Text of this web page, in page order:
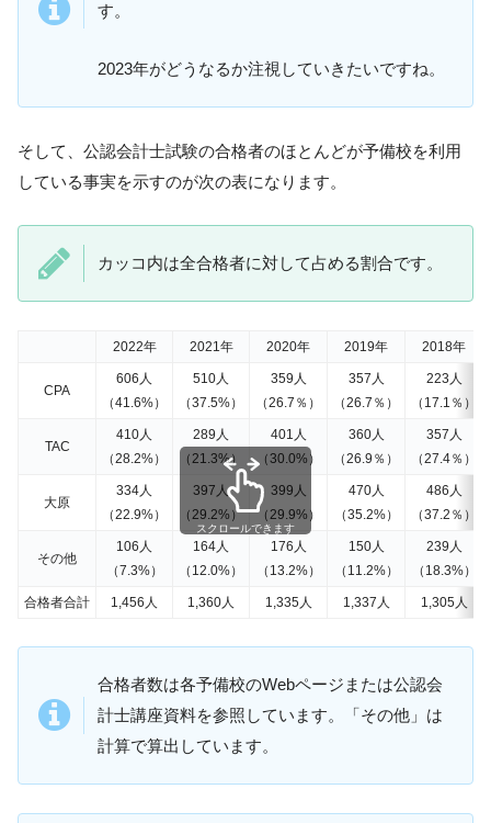
す。
2023年がどうなるか注視していきたいですね。
そして、公認会計士試験の合格者のほとんどが予備校を利用
している事実を示すのが次の表になります。
カッコ内は全合格者に対して占める割合です。
2022年 2021年 2020年 2019年 2018年
CPA
606人
（41.6%）
510人
（37.5%）
359人
（26.7％）
357人
（26.7％）
223人
（17.1％）
TAC
410人
（28.2%）
289人
（21.3%）
401人
（30.0%）
360人
（26.9％）
357人
（27.4％）
大原
334人
（22.9%）
397人
（29.2%）
399人
（29.9%）
470人
（35.2%）
486人
（37.2％）
その他
106人
（7.3%）
164人
（12.0%）
176人
（13.2%）
150人
（11.2%）
239人
（18.3%）
合格者合計 1,456人 1,360人 1,335人 1,337人 1,305人
スクロールできます
合格者数は各予備校のWebページまたは公認会
計士講座資料を参照しています。「その他」は
計算で算出しています。